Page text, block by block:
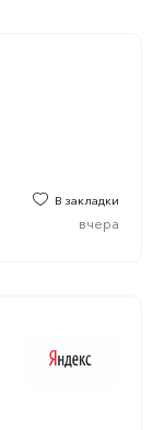
В закладки
вчера